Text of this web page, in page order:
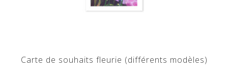
Carte de souhaits fleurie (différents modèles)